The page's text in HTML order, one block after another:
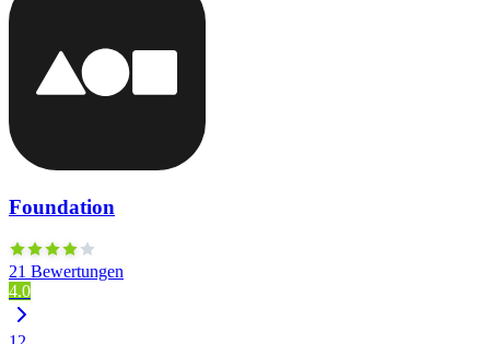
Foundation
21 Bewertungen
4.0